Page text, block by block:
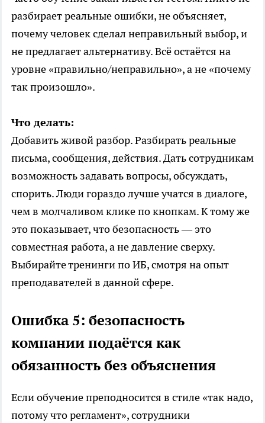
разбирает реальные ошибки, не объясняет,
почему человек сделал неправильный выбор, и
не предлагает альтернативу. Всё остаётся на
уровне «правильно/неправильно», а не «почему
так произошло».
Что делать:
Добавить живой разбор. Разбирать реальные
письма, сообщения, действия. Дать сотрудникам
возможность задавать вопросы, обсуждать,
спорить. Люди гораздо лучше учатся в диалоге,
чем в молчаливом клике по кнопкам. К тому же
это показывает, что безопасность — это
совместная работа, а не давление сверху.
Выбирайтетренинги по ИБ, смотря на опыт
преподавателей в данной сфере.
Ошибка 5: безопасность
компании подаётся как
обязанность без объяснения
Если обучение преподносится в стиле «так надо,
потому что регламент», сотрудники